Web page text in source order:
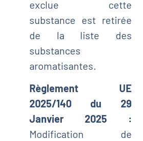
exclue cette
substance est retirée
de la liste des
substances
aromatisantes.
Règlement UE
2025/140 du 29
Janvier 2025 :
Modification de